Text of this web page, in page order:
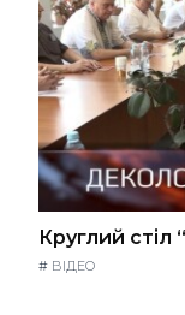
Круглий стіл
# ВІДЕО